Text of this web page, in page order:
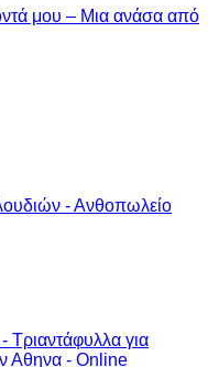
μου – Μια ανάσα από
- Ανθοπωλείο
Τριαντάφυλλα για
Αθηνα - Online